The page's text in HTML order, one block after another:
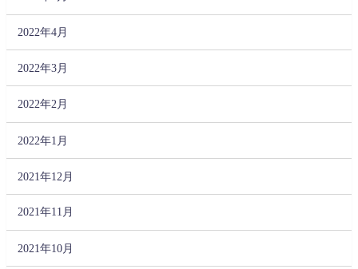
2022年4月
2022年3月
2022年2月
2022年1月
2021年12月
2021年11月
2021年10月